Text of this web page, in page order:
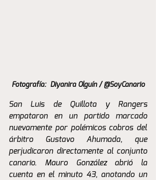
Fotografía:  Diyanira Olguín / @SoyCanario
San Luis de Quillota y Rangers
empataron en un partido marcado
nuevamente por polémicos cobros del
árbitro Gustavo Ahumada, que
perjudicaron directamente al conjunto
canario. Mauro González abrió la
cuenta en el minuto 43, anotando un